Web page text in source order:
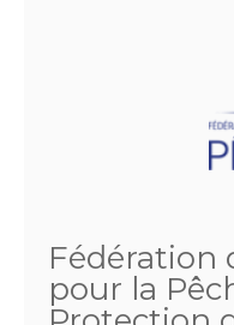
Fédération
pour la